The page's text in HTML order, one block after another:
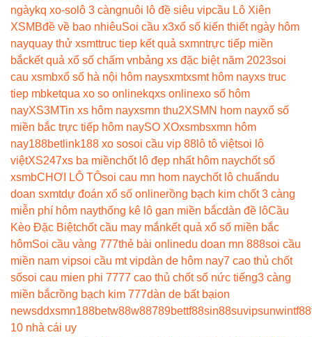
ngàykq xo-so lô 3 càngnuôi lô đề siêu vipcầu Lô Xiên
XSMBđề về bao nhiêuSoi cầu x3xổ số kiến thiết ngày hôm
nayquay thử xsmttruc tiep kết quả sxmntrực tiếp miền
bắckết quả xổ số chấm vnbảng xs đặc biệt năm 2023soi
cau xsmbxổ số hà nội hôm naysxmtxsmt hôm nayxs truc
tiep mbketqua xo so onlinekqxs onlinexo số hôm
nayXS3MTin xs hôm nayxsmn thu2XSMN hom nayxổ số
miền bắc trực tiếp hôm naySO XOxsmbsxmn hôm
nay188betlink188 xo sosoi cầu vip 88 lô tô việtsoi lô
việtXS247xs ba miềnchốt lô đẹp nhất hôm naychốt số
xsmbCHƠI LÔ TÔsoi cau mn hom naychốt lô chuẩndu
doan sxmtdự đoán xổ số onlinerồng bạch kim chốt 3 càng
miễn phí hôm naythống kê lô gan miền bắcdàn đề lôCầu
Kèo Đặc Biệtchốt cầu may mắnkết quả xổ số miền bắc
hômSoi cầu vàng 777thẻ bài onlinedu doan mn 888soi cầu
miền nam vipsoi cầu mt vipdàn de hôm nay7 cao thủ chốt
sốsoi cau mien phi 7777 cao thủ chốt số nức tiếng3 càng
miền bắcrồng bạch kim 777dàn de bất bạion
newsddxsmn188betw88w88789bettf88sin88suvipsunwintf88
10 nhà cái uy